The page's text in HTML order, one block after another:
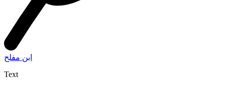
ابن مفلح
Text